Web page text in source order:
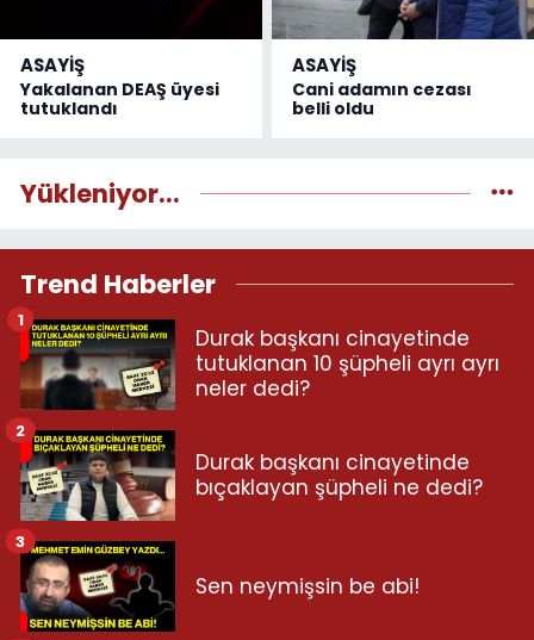
ASAYİŞ
Yakalanan DEAŞ üyesi
tutuklandı
ASAYİŞ
Cani adamın cezası
belli oldu
Yükleniyor...
Trend Haberler
Durak başkanı cinayetinde
tutuklanan 10 şüpheli ayrı ayrı
neler dedi?
1
Durak başkanı cinayetinde
bıçaklayan şüpheli ne dedi?
2
Sen neymişsin be abi!
3